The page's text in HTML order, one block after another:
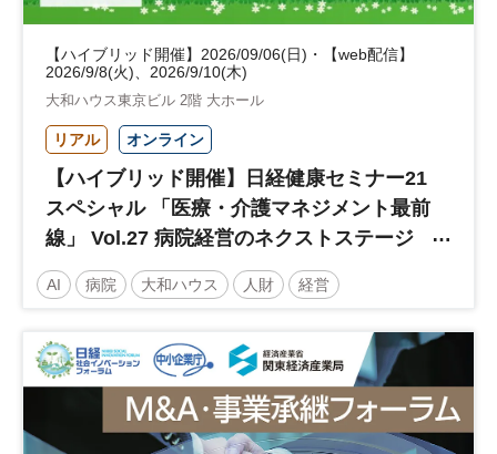
【ハイブリッド開催】2026/09/06(日)・【web配信】
2026/9/8(火)、2026/9/10(木)
大和ハウス東京ビル 2階 大ホール
リアル オンライン
【ハイブリッド開催】日経健康セミナー21
スペシャル 「医療・介護マネジメント最前
線」 Vol.27 病院経営のネクストステージ
～診療報酬改定のその先 AI・DX・人財戦
略で描く持続可能な未来へ～
AI 病院 大和ハウス 人財 経営
人材戦略
日経健康セミナー 病院経営 診療報酬
土日祝開催